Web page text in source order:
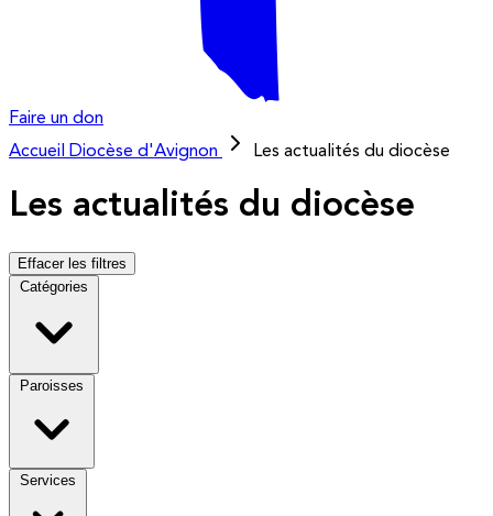
Faire un don
Accueil
Diocèse d'Avignon Les actualités du diocèse
Les actualités du diocèse
Effacer les filtres
Catégories
Paroisses
Services